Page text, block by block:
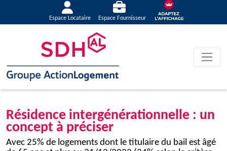
Espace Locataire Espace Fournisseur
Résidence intergénérationnelle : un
concept à préciser
Avec 25% de logements dont le titulaire du bail est âgé